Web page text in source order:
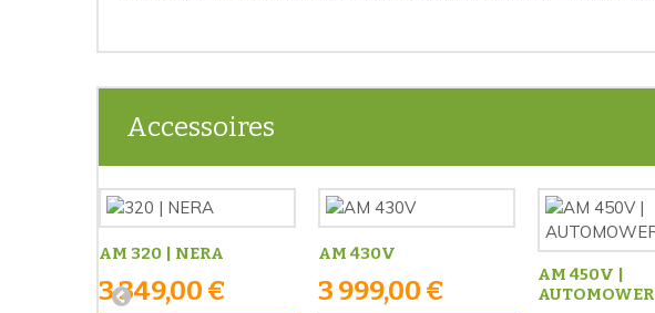
Accessoires
AM 320 | NERA
3 349,00 €
AM 430V
3 999,00 €
AM 450V |
AUTOMOWER